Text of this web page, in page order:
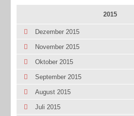
2015
Dezember 2015
November 2015
Oktober 2015
September 2015
August 2015
Juli 2015